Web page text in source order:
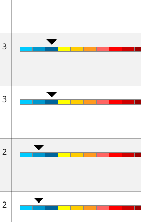
3
3
2
2